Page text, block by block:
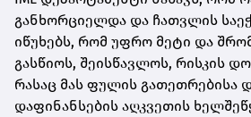
განხორციელდა და ჩათვლის
იწუხებს, რომ უფრო მეტი და
გასწიოს, შეისწავლოს, რისკის
რასაც მას ფულის გათეთრებისა
დაფინანსების აღკვეთის